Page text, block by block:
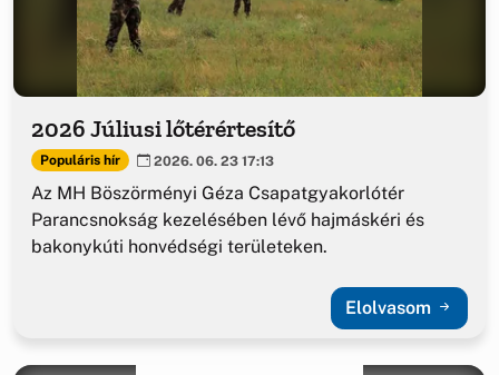
2026 Júliusi lőtérértesítő
Populáris hír 2026. 06. 23 17:13
Az MH Böszörményi Géza Csapatgyakorlótér
Parancsnokság kezelésében lévő hajmáskéri és
bakonykúti honvédségi területeken.
Elolvasom